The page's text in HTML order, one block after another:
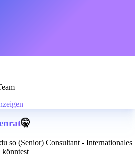
🤫
so (Senior) Consultant - Internationales
könntest